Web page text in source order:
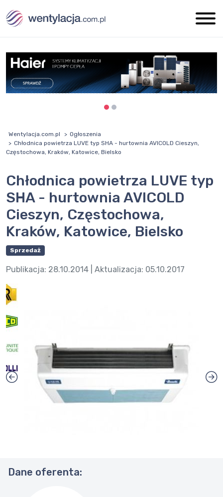
Wentylacja.com.pl
Ogłoszenia
Chłodnica powietrza LUVE typ SHA - hurtownia AVICOLD Cieszyn,
Częstochowa, Kraków, Katowice, Bielsko
Chłodnica powietrza LUVE typ
SHA - hurtownia AVICOLD
Cieszyn, Częstochowa,
Kraków, Katowice, Bielsko
Sprzedaż
Publikacja: 28.10.2014 | Aktualizacja: 05.10.2017
Dane oferenta: